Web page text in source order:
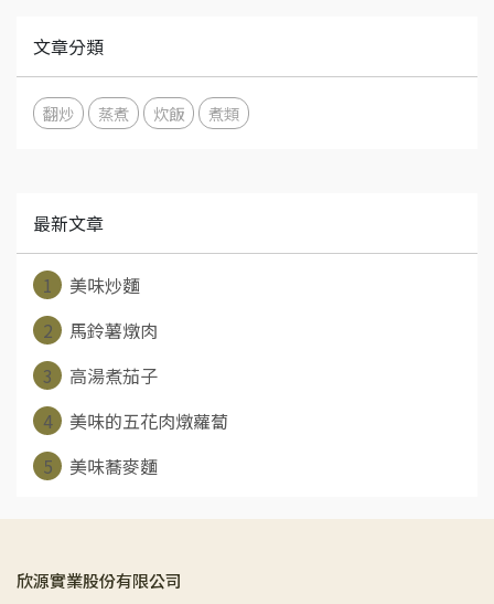
文章分類
翻炒 蒸煮 炊飯 煮類
最新文章
1
美味炒麵
2
馬鈴薯燉肉
3
高湯煮茄子
4
美味的五花肉燉蘿蔔
5
美味蕎麥麵
欣源實業股份有限公司